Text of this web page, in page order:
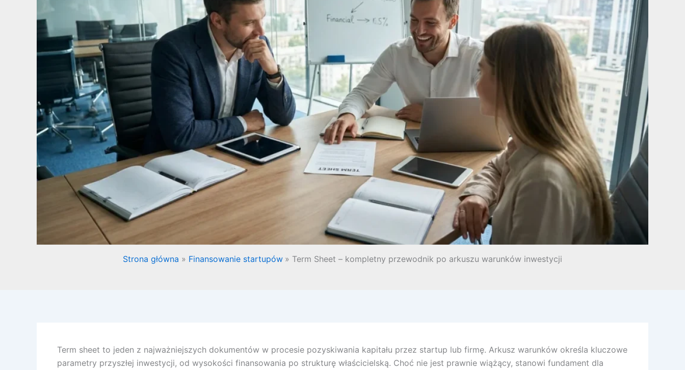
Strona główna Finansowanie startupów Term Sheet – kompletny przewodnik po arkuszu warunków inwestycji
Term sheet to jeden z najważniejszych dokumentów w procesie pozyskiwania kapitału przez startup lub firmę. Arkusz warunków określa kluczowe
parametry przyszłej inwestycji, od wysokości finansowania po strukturę właścicielską. Choć nie jest prawnie wiążący, stanowi fundament dla